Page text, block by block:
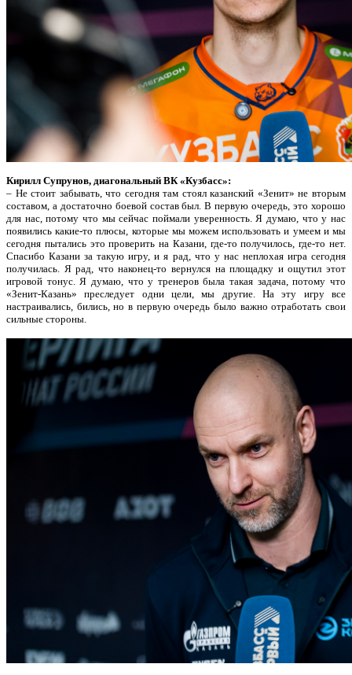
Кирилл Супрунов, диагональный ВК «Кузбасс»:
– Не стоит забывать, что сегодня там стоял казанский «Зенит» не вторым
составом, а достаточно боевой состав был. В первую очередь, это хорошо
для нас, потому что мы сейчас поймали уверенность. Я думаю, что у нас
появились какие-то плюсы, которые мы можем использовать и умеем и мы
сегодня пытались это проверить на Казани, где-то получилось, где-то нет.
Спасибо Казани за такую игру, и я рад, что у нас неплохая игра сегодня
получилась. Я рад, что наконец-то вернулся на площадку и ощутил этот
игровой тонус. Я думаю, что у тренеров была такая задача, потому что
«Зенит-Казань» преследует одни цели, мы другие. На эту игру все
настраивались, бились, но в первую очередь было важно отработать свои
сильные стороны.